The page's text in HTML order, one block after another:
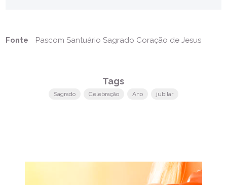
Fonte Pascom Santuário Sagrado Coração de Jesus
Tags
Sagrado Celebração Ano jubilar